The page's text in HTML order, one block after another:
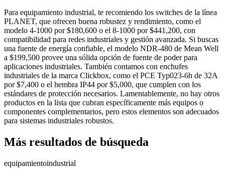
Para equipamiento industrial, te recomiendo los switches de la línea
PLANET, que ofrecen buena robustez y rendimiento, como el
modelo 4-1000 por $180,600 o el 8-1000 por $441,200, con
compatibilidad para redes industriales y gestión avanzada. Si buscas
una fuente de energía confiable, el modelo NDR-480 de Mean Well
a $199,500 provee una sólida opción de fuente de poder para
aplicaciones industriales. También contamos con enchufes
industriales de la marca Clickbox, como el PCE Typ023-6h de 32A
por $7,400 o el hembra IP44 por $5,000, que cumplen con los
estándares de protección necesarios. Lamentablemente, no hay otros
productos en la lista que cubran específicamente más equipos o
componentes complementarios, pero estos elementos son adecuados
para sistemas industriales robustos.
Más resultados de búsqueda
equipamientoindustrial